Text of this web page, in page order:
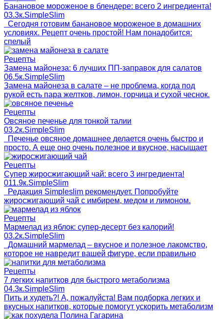
Банановое мороженое в блендере: всего 2 ингредиента!
03.3к.SimpleSlim
Сегодня готовим банановое мороженое в домашних
условиях. Рецепт очень простой! Нам понадобится:
спелый
Рецепты
Замена майонеза: 6 лучших ПП-заправок для салатов
06.5к.SimpleSlim
Замена майонеза в салате – не проблема, когда под
рукой есть пара желтков, лимон, горчица и сухой чеснок.
Рецепты
Овсяное печенье для тонкой талии
03.2к.SimpleSlim
Печенье овсяное домашнее делается очень быстро и
просто. А еще оно очень полезное и вкусное, насыщает
Рецепты
Супер жиросжигающий чай: всего 3 ингредиента!
011.9к.SimpleSlim
Редакция Simpleslim рекомендует. Попробуйте
жиросжигающий чай с имбирем, медом и лимоном.
Рецепты
Мармелад из яблок: супер-десерт без калорий!
03.2к.SimpleSlim
Домашний мармелад – вкусное и полезное лакомство,
которое не навредит вашей фигуре, если правильно
Рецепты
7 легких напитков для быстрого метаболизма
04.3к.SimpleSlim
Пить и худеть?! А, пожалуйста! Вам подборка легких и
вкусных напитков, которые помогут ускорить метаболизм